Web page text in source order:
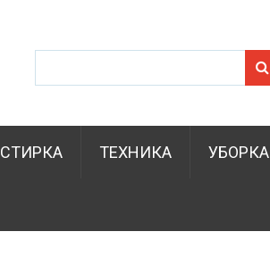
СТИРКА ТЕХНИКА УБОРКА